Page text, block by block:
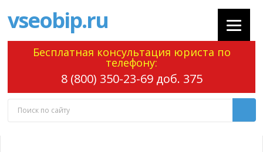
vseobip.ru
Бесплатная консультация юриста по
телефону:
8 (800) 350-23-69 доб. 375